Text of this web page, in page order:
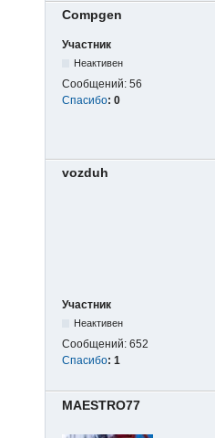
Compgen
Участник
Неактивен
Сообщений: 56
Спасибо: 0
vozduh
Участник
Неактивен
Сообщений: 652
Спасибо: 1
MAESTRO77